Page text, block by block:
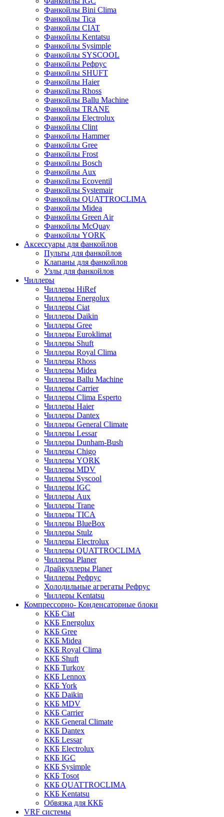
Фанкойлы Bini Clima
Фанкойлы Tica
Фанкойлы CIAT
Фанкойлы Kentatsu
Фанкойлы Sysimple
Фанкойлы SYSCOOL
Фанкойлы Рефрус
Фанкойлы SHUFT
Фанкойлы Haier
Фанкойлы Rhoss
Фанкойлы Ballu Machine
Фанкойлы TRANE
Фанкойлы Electrolux
Фанкойлы Clint
Фанкойлы Hammer
Фанкойлы Gree
Фанкойлы Frost
Фанкойлы Bosch
Фанкойлы Aux
Фанкойлы Ecoventil
Фанкойлы Systemair
Фанкойлы QUATTROCLIMA
Фанкойлы Midea
Фанкойлы Green Air
Фанкойлы McQuay
Фанкойлы YORK
Аксессуары для фанкойлов
Пульты для фанкойлов
Клапаны для фанкойлов
Узлы для фанкойлов
Чиллеры
Чиллеры HiRef
Чиллеры Energolux
Чиллеры Ciat
Чиллеры Daikin
Чиллеры Gree
Чиллеры Euroklimat
Чиллеры Shuft
Чиллеры Royal Clima
Чиллеры Rhoss
Чиллеры Midea
Чиллеры Ballu Machine
Чиллеры Carrier
Чиллеры Clima Esperto
Чиллеры Haier
Чиллеры Dantex
Чиллеры General Climate
Чиллеры Lessar
Чиллеры Dunham-Bush
Чиллеры Chigo
Чиллеры YORK
Чиллеры MDV
Чиллеры Syscool
Чиллеры IGC
Чиллеры Aux
Чиллеры Trane
Чиллеры TICA
Чиллеры BlueBox
Чиллеры Stulz
Чиллеры Electrolux
Чиллеры QUATTROCLIMA
Чиллеры Planer
Драйкуллеры Planer
Чиллеры Рефрус
Холодильные агрегаты Рефрус
Чиллеры Kentatsu
Компрессорно- Конденсаторные блоки
ККБ Ciat
ККБ Energolux
ККБ Gree
ККБ Midea
ККБ Royal Clima
ККБ Shuft
ККБ Turkov
ККБ Lennox
ККБ York
ККБ Daikin
ККБ MDV
ККБ Carrier
ККБ General Climate
ККБ Dantex
ККБ Lessar
ККБ Electrolux
ККБ IGC
ККБ Sysimple
ККБ Tosot
ККБ QUATTROCLIMA
ККБ Kentatsu
Обвязка для ККБ
VRF системы